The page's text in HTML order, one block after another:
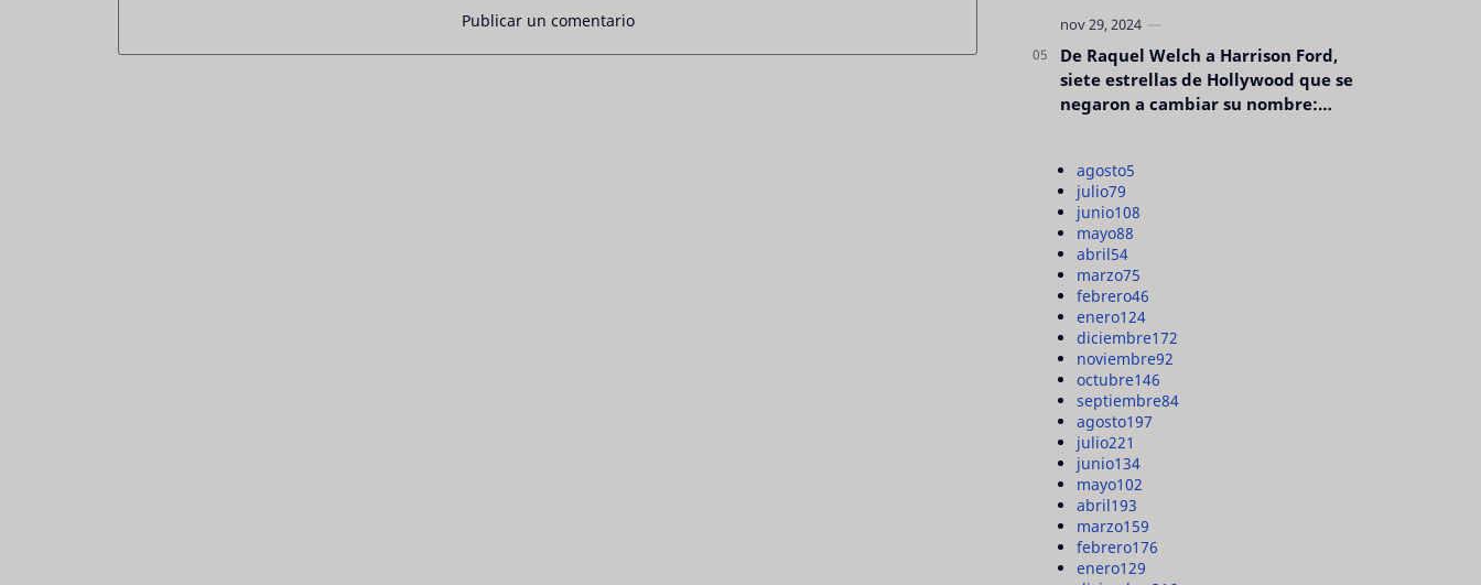
Publicar un comentario
De Raquel Welch a Harrison Ford,
siete estrellas de Hollywood que se
negaron a cambiar su nombre:
agosto5
julio79
junio108
mayo88
abril54
marzo75
febrero46
enero124
diciembre172
noviembre92
octubre146
septiembre84
agosto197
julio221
junio134
mayo102
abril193
marzo159
febrero176
enero129